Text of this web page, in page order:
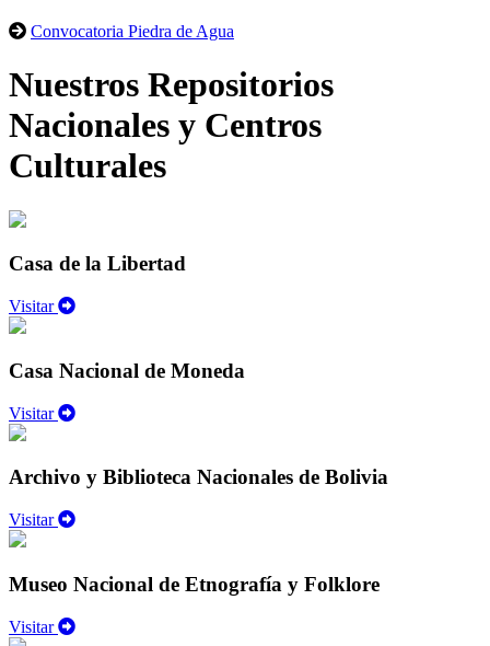
Convocatoria Piedra de Agua
Nuestros Repositorios
Nacionales y Centros
Culturales
Casa de la Libertad
Visitar
Casa Nacional de Moneda
Visitar
Archivo y Biblioteca Nacionales de Bolivia
Visitar
Museo Nacional de Etnografía y Folklore
Visitar